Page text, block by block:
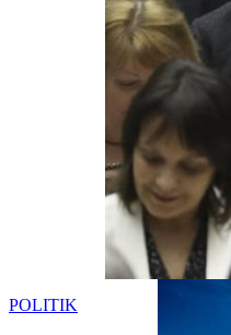
POLITIK